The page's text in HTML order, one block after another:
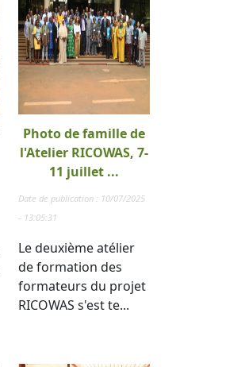
Photo de famille de
l'Atelier RICOWAS, 7-
11 juillet ...
Date de publication : 10/07/2025
- 13:05:31
Le deuxième atélier
de formation des
formateurs du projet
RICOWAS s'est te...